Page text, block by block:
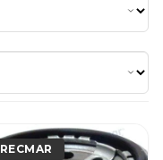
RECMAR